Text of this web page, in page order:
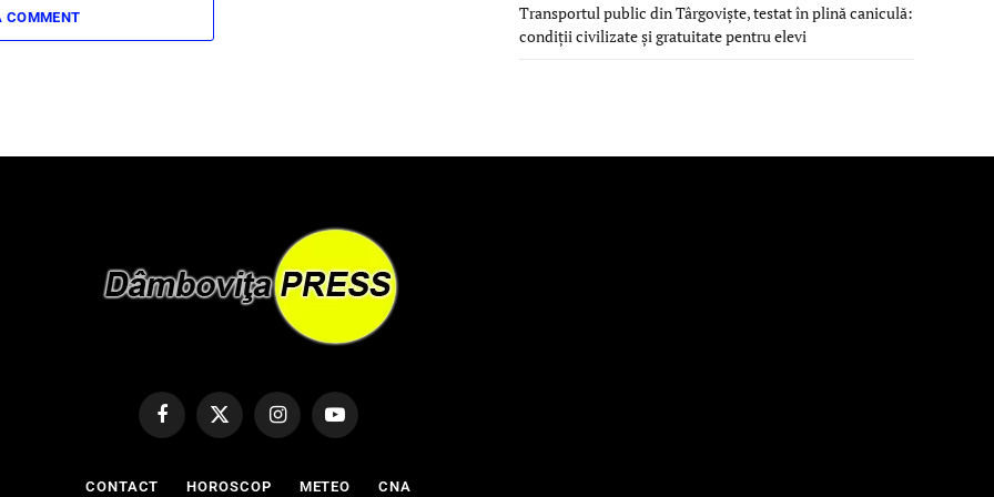
COMMENT
Transportul public din Târgoviște, testat în plină caniculă:
condiții civilizate și gratuitate pentru elevi
FacebookX
(Twitter)
InstagramYouTube
CONTACT HOROSCOP METEO CNA